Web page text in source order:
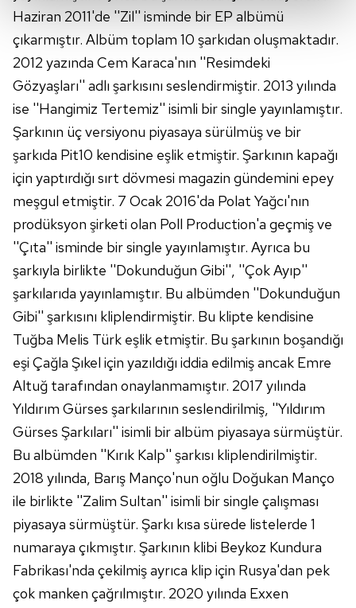
Her halükârda, kullanıcılar, bu çerezlere izin vermedikleri
takdirde, kullanıcılara hedefli reklamlar
gösterilmeyecektir."
Sizlere daha iyi bir hizmet sunabilmek için İnternet
Sitemizde kendimize ve üçüncü kişilere ait çerezler
kullanılmaktadır. Bu çerezler vasıtasıyla çeşitli kişisel
verileriniz işlenmekte olup gerekli olan çerezler bilgi
toplumu hizmetlerinin sunulması amacıyla
kullanılmaktadır. Diğer çerezler, sitemizin daha işlevsel
kılınması ve kişiselleştirilmesi ve sizlere yönelik
reklam/pazarlama faaliyetlerinin yapılması, amaçlarıyla
sınırlı olarak açık rızanız dahilinde kullanılacaktır.
Çerezlere ilişkin tercihlerinizi aşağıda yer alan panel
vasıtasıyla belirleyebilirsiniz. Çerezlere ilişkin detaylı bilgi
için Ayarlar butonuna tıklayabilir,Çerez Bilgilendirme
Metnimiziziyaret edebilirsiniz.
6698 sayılı Kişisel Verilerin Korunması Kanunu uyarınca
hazırlanmış Aydınlatma Metnimizi okumak ve sitemizde
ilgili mevzuata uygun olarak kullanılan çerezlerle ilgili bilgi
almak için lütfentıklayınız.
Haziran 2011'de ''Zil'' isminde bir EP albümü
çıkarmıştır. Albüm toplam 10 şarkıdan oluşmaktadır.
2012 yazında Cem Karaca'nın ''Resimdeki
Gözyaşları'' adlı şarkısını seslendirmiştir. 2013 yılında
ise ''Hangimiz Tertemiz'' isimli bir single yayınlamıştır.
Şarkının üç versiyonu piyasaya sürülmüş ve bir
şarkıda Pit10 kendisine eşlik etmiştir. Şarkının kapağı
için yaptırdığı sırt dövmesi magazin gündemini epey
meşgul etmiştir. 7 Ocak 2016'da Polat Yağcı'nın
prodüksyon şirketi olan Poll Production'a geçmiş ve
''Çıta'' isminde bir single yayınlamıştır. Ayrıca bu
şarkıyla birlikte ''Dokunduğun Gibi'', ''Çok Ayıp''
şarkılarıda yayınlamıştır. Bu albümden ''Dokunduğun
Gibi'' şarkısını kliplendirmiştir. Bu klipte kendisine
Tuğba Melis Türk eşlik etmiştir. Bu şarkının boşandığı
eşi Çağla Şıkel için yazıldığı iddia edilmiş ancak Emre
Altuğ tarafından onaylanmamıştır. 2017 yılında
Yıldırım Gürses şarkılarının seslendirilmiş, ''Yıldırım
Gürses Şarkıları'' isimli bir albüm piyasaya sürmüştür.
Bu albümden ''Kırık Kalp'' şarkısı kliplendirilmiştir.
2018 yılında, Barış Manço'nun oğlu Doğukan Manço
ile birlikte ''Zalim Sultan'' isimli bir single çalışması
piyasaya sürmüştür. Şarkı kısa sürede listelerde 1
numaraya çıkmıştır. Şarkının klibi Beykoz Kundura
Fabrikası'nda çekilmiş ayrıca klip için Rusya'dan pek
çok manken çağrılmıştır. 2020 yılında Exxen